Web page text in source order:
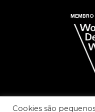
Cookies são